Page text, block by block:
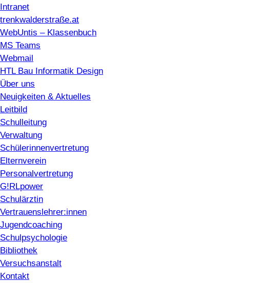
Intranet
trenkwalderstraße.at
WebUntis – Klassenbuch
MS Teams
Webmail
HTL Bau Informatik Design
Über uns
Neuigkeiten & Aktuelles
Leitbild
Schulleitung
Verwaltung
Schülerinnenvertretung
Elternverein
Personalvertretung
G!RLpower
Schulärztin
Vertrauenslehrer:innen
Jugendcoaching
Schulpsychologie
Bibliothek
Versuchsanstalt
Kontakt